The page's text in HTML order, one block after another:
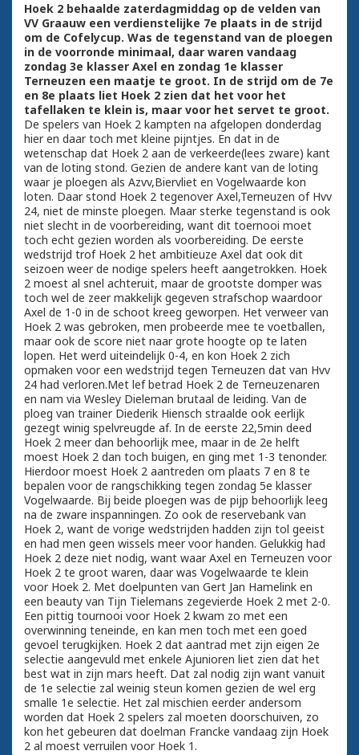
Hoek 2 behaalde zaterdagmiddag op de velden van
VV Graauw een verdienstelijke 7e plaats in de strijd
om de Cofelycup. Was de tegenstand van de ploegen
in de voorronde minimaal, daar waren vandaag
zondag 3e klasser Axel en zondag 1e klasser
Terneuzen een maatje te groot. In de strijd om de 7e
en 8e plaats liet Hoek 2 zien dat het voor het
tafellaken te klein is, maar voor het servet te groot.
De spelers van Hoek 2 kampten na afgelopen donderdag
hier en daar toch met kleine pijntjes. En dat in de
wetenschap dat Hoek 2 aan de verkeerde(lees zware) kant
van de loting stond. Gezien de andere kant van de loting
waar je ploegen als Azvv,Biervliet en Vogelwaarde kon
loten. Daar stond Hoek 2 tegenover Axel,Terneuzen of Hvv
24, niet de minste ploegen. Maar sterke tegenstand is ook
niet slecht in de voorbereiding, want dit toernooi moet
toch echt gezien worden als voorbereiding. De eerste
wedstrijd trof Hoek 2 het ambitieuze Axel dat ook dit
seizoen weer de nodige spelers heeft aangetrokken. Hoek
2 moest al snel achteruit, maar de grootste domper was
toch wel de zeer makkelijk gegeven strafschop waardoor
Axel de 1-0 in de schoot kreeg geworpen. Het verweer van
Hoek 2 was gebroken, men probeerde mee te voetballen,
maar ook de score niet naar grote hoogte op te laten
lopen. Het werd uiteindelijk 0-4, en kon Hoek 2 zich
opmaken voor een wedstrijd tegen Terneuzen dat van Hvv
24 had verloren.Met lef betrad Hoek 2 de Terneuzenaren
en nam via Wesley Dieleman brutaal de leiding. Van de
ploeg van trainer Diederik Hiensch straalde ook eerlijk
gezegt winig spelvreugde af. In de eerste 22,5min deed
Hoek 2 meer dan behoorlijk mee, maar in de 2e helft
moest Hoek 2 dan toch buigen, en ging met 1-3 tenonder.
Hierdoor moest Hoek 2 aantreden om plaats 7 en 8 te
bepalen voor de rangschikking tegen zondag 5e klasser
Vogelwaarde. Bij beide ploegen was de pijp behoorlijk leeg
na de zware inspanningen. Zo ook de reservebank van
Hoek 2, want de vorige wedstrijden hadden zijn tol geeist
en had men geen wissels meer voor handen. Gelukkig had
Hoek 2 deze niet nodig, want waar Axel en Terneuzen voor
Hoek 2 te groot waren, daar was Vogelwaarde te klein
voor Hoek 2. Met doelpunten van Gert Jan Hamelink en
een beauty van Tijn Tielemans zegevierde Hoek 2 met 2-0.
Een pittig tournooi voor Hoek 2 kwam zo met een
overwinning teneinde, en kan men toch met een goed
gevoel terugkijken. Hoek 2 dat aantrad met zijn eigen 2e
selectie aangevuld met enkele Ajunioren liet zien dat het
best wat in zijn mars heeft. Dat zal nodig zijn want vanuit
de 1e selectie zal weinig steun komen gezien de wel erg
smalle 1e selectie. Het zal mischien eerder andersom
worden dat Hoek 2 spelers zal moeten doorschuiven, zo
kon het gebeuren dat doelman Francke vandaag zijn Hoek
2 al moest verruilen voor Hoek 1.